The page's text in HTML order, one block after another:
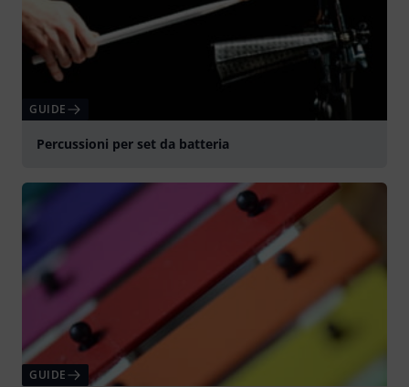
GUIDE
Percussioni per set da batteria
GUIDE